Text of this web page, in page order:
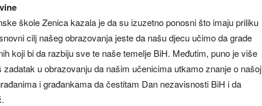
škole Zenica kazala je da su izuzetno ponosni što imaju priliku
cilj našeg obrazovanja jeste da našu djecu učimo da grade
koji bi da razbiju sve te naše temelje BiH. Međutim, puno je više
u obrazovanju da našim učenicima utkamo znanje o našoj
i građankama da čestitam Dan nezavisnosti BiH i da